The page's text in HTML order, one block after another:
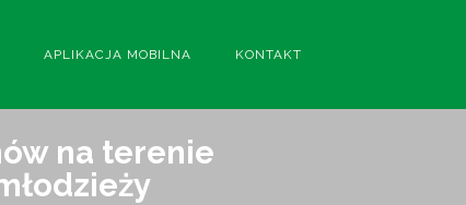
APLIKACJA MOBILNA KONTAKT
na terenie